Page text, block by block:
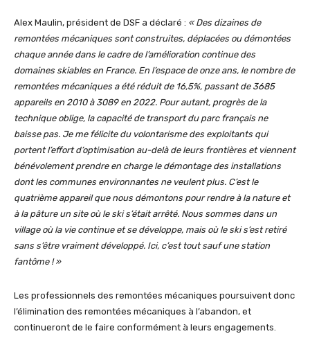
Alex Maulin, président de DSF a déclaré : « Des dizaines de
remontées mécaniques sont construites, déplacées ou démontées
chaque année dans le cadre de l’amélioration continue des
domaines skiables en France. En l’espace de onze ans, le nombre de
remontées mécaniques a été réduit de 16,5%, passant de 3685
appareils en 2010 à 3089 en 2022. Pour autant, progrès de la
technique oblige, la capacité de transport du parc français ne
baisse pas. Je me félicite du volontarisme des exploitants qui
portent l’effort d’optimisation au-delà de leurs frontières et viennent
bénévolement prendre en charge le démontage des installations
dont les communes environnantes ne veulent plus. C’est le
quatrième appareil que nous démontons pour rendre à la nature et
à la pâture un site où le ski s’était arrêté. Nous sommes dans un
village où la vie continue et se développe, mais où le ski s’est retiré
sans s’être vraiment développé. Ici, c’est tout sauf une station
fantôme ! »
Les professionnels des remontées mécaniques poursuivent donc
l’élimination des remontées mécaniques à l’abandon, et
continueront de le faire conformément à leurs engagements.